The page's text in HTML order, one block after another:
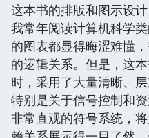
这本书的排版和图示设
我常年阅读计算机科学
的图表都显得晦涩难懂
的逻辑关系。但是，这
时，采用了大量清晰、
特别是关于信号控制和
非常直观的符号系统，